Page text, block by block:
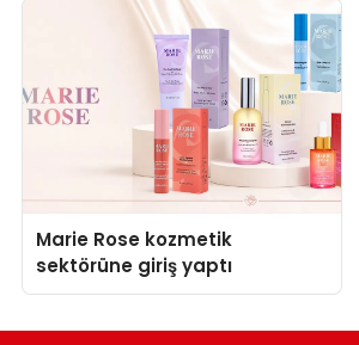
Marie Rose kozmetik
sektörüne giriş yaptı